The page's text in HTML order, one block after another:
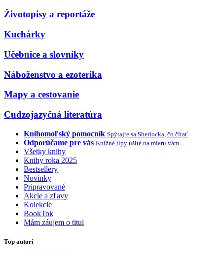
Životopisy a reportáže
Kuchárky
Učebnice a slovníky
Náboženstvo a ezoterika
Mapy a cestovanie
Cudzojazyčná literatúra
Knihomoľský pomocník Spýtajte sa Sherlocka, čo čítať
Odporúčame pre vás Knižné tipy ušité na mieru vám
Všetky knihy
Knihy roka 2025
Bestsellery
Novinky
Pripravované
Akcie a zľavy
Kolekcie
BookTok
Mám záujem o titul
Top autori